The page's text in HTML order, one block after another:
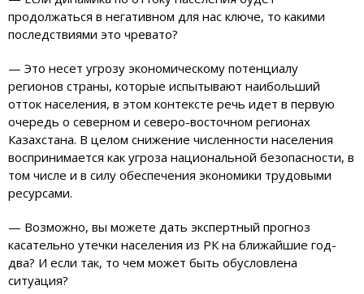
продолжаться в негативном для нас ключе, то какими
последствиями это чревато?
— Это несет угрозу экономическому потенциалу
регионов страны, которые испытывают наибольший
отток населения, в этом контексте речь идет в первую
очередь о северном и северо-восточном регионах
Казахстана. В целом снижение численности населения
воспринимается как угроза национальной безопасности, в
том числе и в силу обеспечения экономики трудовыми
ресурсами.
— Возможно, вы можете дать экспертный прогноз
касательно утечки населения из РК на ближайшие год-
два? И если так, то чем может быть обусловлена
ситуация?